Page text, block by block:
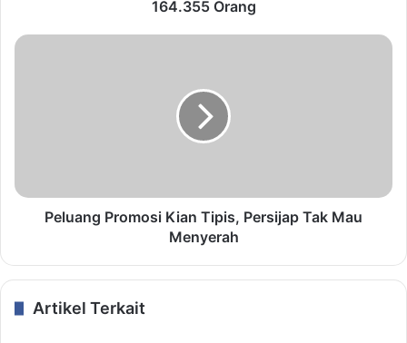
164.355 Orang
Peluang Promosi Kian Tipis, Persijap Tak Mau
Menyerah
Artikel Terkait